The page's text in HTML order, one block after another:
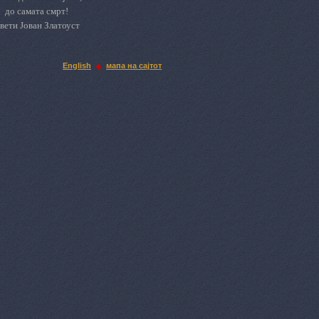
до самата смрт!
Јован Златоуст
English мапа на сајтот